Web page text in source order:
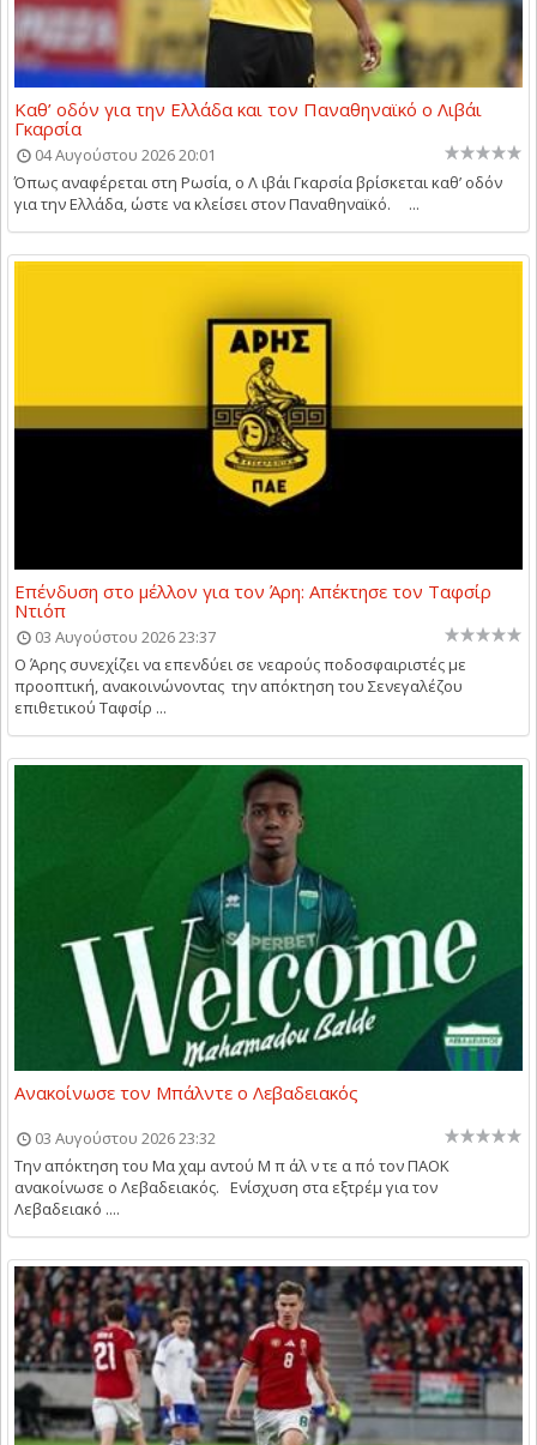
Καθ’ οδόν για την Ελλάδα και τον Παναθηναϊκό ο Λιβάι
Γκαρσία
04 Αυγούστου 2026 20:01
Όπως αναφέρεται στη Ρωσία, ο Λ ιβάι Γκαρσία βρίσκεται καθ’ οδόν
για την Ελλάδα, ώστε να κλείσει στον Παναθηναϊκό. ...
Επένδυση στο μέλλον για τον Άρη: Απέκτησε τον Ταφσίρ
Ντιόπ
03 Αυγούστου 2026 23:37
Ο Άρης συνεχίζει να επενδύει σε νεαρούς ποδοσφαιριστές με
προοπτική, ανακοινώνοντας την απόκτηση του Σενεγαλέζου
επιθετικού Ταφσίρ ...
Ανακοίνωσε τον Μπάλντε ο Λεβαδειακός
03 Αυγούστου 2026 23:32
Την απόκτηση του Μα χαμ αντού Μ π άλ ν τε α πό τον ΠΑΟΚ
ανακοίνωσε ο Λεβαδειακός. Ενίσχυση στα εξτρέμ για τον
Λεβαδειακό ....